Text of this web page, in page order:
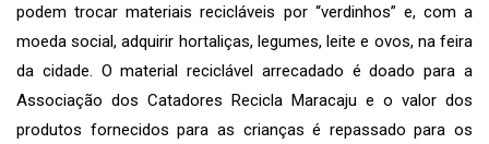
podem trocar materiais recicláveis por “verdinhos” e, com a
moeda social, adquirir hortaliças, legumes, leite e ovos, na feira
da cidade. O material reciclável arrecadado é doado para a
Associação dos Catadores Recicla Maracaju e o valor dos
produtos fornecidos para as crianças é repassado para os